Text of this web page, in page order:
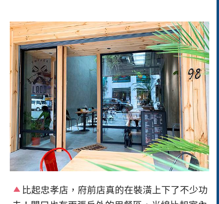
比起忠孝店，府前店真的在裝潢上下了不少功